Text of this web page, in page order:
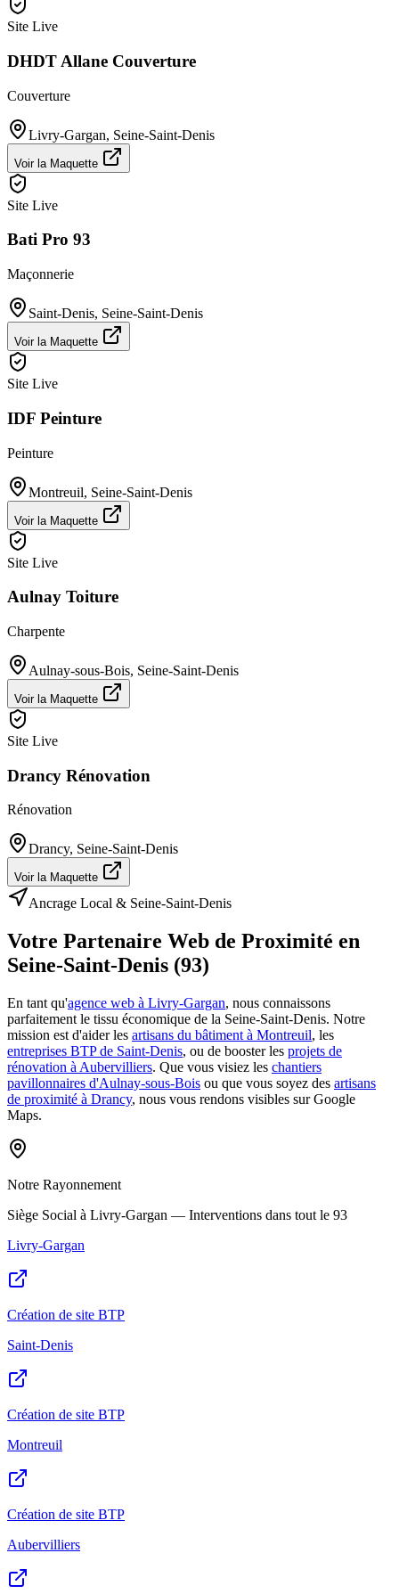
Site Live
DHDT Allane Couverture
Couverture
Livry-Gargan, Seine-Saint-Denis
Voir la Maquette
Site Live
Bati Pro 93
Maçonnerie
Saint-Denis, Seine-Saint-Denis
Voir la Maquette
Site Live
IDF Peinture
Peinture
Montreuil, Seine-Saint-Denis
Voir la Maquette
Site Live
Aulnay Toiture
Charpente
Aulnay-sous-Bois, Seine-Saint-Denis
Voir la Maquette
Site Live
Drancy Rénovation
Rénovation
Drancy, Seine-Saint-Denis
Voir la Maquette
Ancrage Local & Seine-Saint-Denis
Votre Partenaire Web de Proximité en
Seine-Saint-Denis (93)
En tant qu'agence web à Livry-Gargan, nous connaissons
parfaitement le tissu économique de la Seine-Saint-Denis. Notre
mission est d'aider les artisans du bâtiment à Montreuil, les
entreprises BTP de Saint-Denis, ou de booster les projets de
rénovation à Aubervilliers. Que vous visiez les chantiers
pavillonnaires d'Aulnay-sous-Bois ou que vous soyez des artisans
de proximité à Drancy, nous vous rendons visibles sur Google
Maps.
Notre Rayonnement
Siège Social à Livry-Gargan — Interventions dans tout le 93
Livry-Gargan
Création de site BTP
Saint-Denis
Création de site BTP
Montreuil
Création de site BTP
Aubervilliers